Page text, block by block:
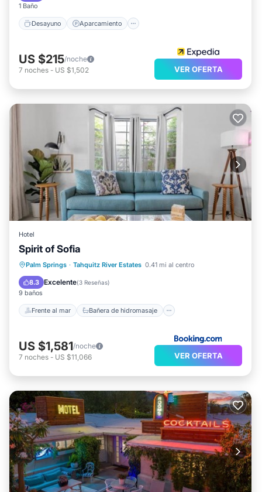
1 Baño
Desayuno Aparcamiento
US $215/noche
7 noches - US $1,502 VER OFERTA
Hotel
Spirit of Sofia
Palm Springs · Tahquitz River Estates 0.41 mi al centro
8.3 Excelente(3 Reseñas)
9 baños
Frente al mar Bañera de hidromasaje
Frente al mar
Bañera de hidromasaje
Aparcamiento
US $1,581/noche
7 noches - US $11,066 VER OFERTA